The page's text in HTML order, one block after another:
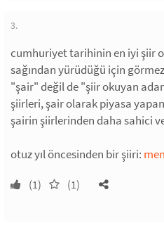
3.
cumhuriyet tarihinin en iyi şiir
sağından yürüdüğü için
"şair" değil de "şiir okuyan
şiirleri, şair olarak piyasa
şairin şiirlerinden daha sahici
otuz yıl öncesinden bir şiiri:
(1) (1)